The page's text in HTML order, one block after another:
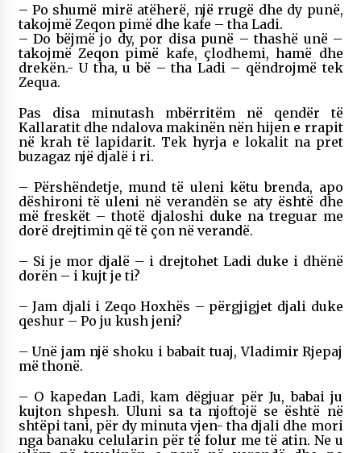
– Po shumë mirë atëherë, një rrugë dhe dy punë,
takojmë Zeqon pimë dhe kafe – tha Ladi.
– Do bëjmë jo dy, por disa punë – thashë unë –
takojmë Zeqon pimë kafe, çlodhemi, hamë dhe
drekën.- U tha, u bë – tha Ladi – qëndrojmë tek
Zequa.
Pas disa minutash mbërritëm në qendër të
Kallaratit dhe ndalova makinën nën hijen e rrapit
në krah të lapidarit. Tek hyrja e lokalit na pret
buzagaz një djalë i ri.
– Përshëndetje, mund të uleni këtu brenda, apo
dëshironi të uleni në verandën se aty është dhe
më freskët – thotë djaloshi duke na treguar me
dorë drejtimin që të çon në verandë.
– Si je mor djalë – i drejtohet Ladi duke i dhënë
dorën – i kujt je ti?
– Jam djali i Zeqo Hoxhës – përgjigjet djali duke
qeshur – Po ju kush jeni?
– Unë jam një shoku i babait tuaj, Vladimir Rjepaj
më thonë.
– O kapedan Ladi, kam dëgjuar për Ju, babai ju
kujton shpesh. Uluni sa ta njoftojë se është në
shtëpi tani, për dy minuta vjen- tha djali dhe mori
nga banaku celularin për të folur me të atin. Ne u